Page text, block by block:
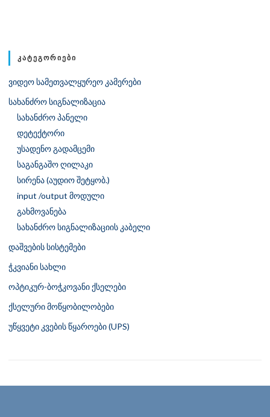
ᲙᲐᲢᲔᲒᲝᲠᲘᲔᲑᲘ
ვიდეო სამეთვალყურეო კამერები
სახანძრო სიგნალიზაცია
სახანძრო პანელი
დეტექტორი
უსადენო გადამცემი
საგანგაშო ღილაკი
სირენა (აუდიო შეტყობ.)
input /output მოდული
გახმოვანება
სახანძრო სიგნალიზაციის კაბელი
დაშვების სისტემები
ჭკვიანი სახლი
ოპტიკურ-ბოჭკოვანი ქსელები
ქსელური მოწყობილობები
უწყვეტი კვების წყაროები (UPS)